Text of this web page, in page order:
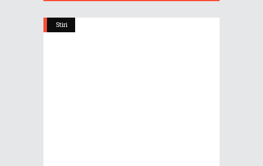
Stiri